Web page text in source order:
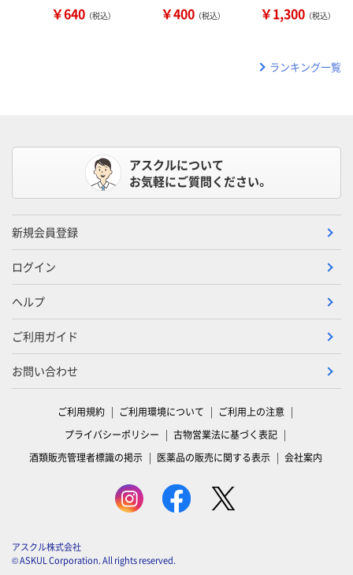
￥640 （税込） ￥400 （税込） ￥1,300 （税込）
ランキング一覧
アスクルについて
お気軽にご質問ください。
新規会員登録
ログイン
ヘルプ
ご利用ガイド
お問い合わせ
ご利用規約 ご利用環境について
ご利用上の注意
プライバシーポリシー
古物営業法に基づく表記
酒類販売管理者標識の掲示
医薬品の販売に関する表示 会社案内
アスクル株式会社
© ASKUL Corporation. All rights reserved.